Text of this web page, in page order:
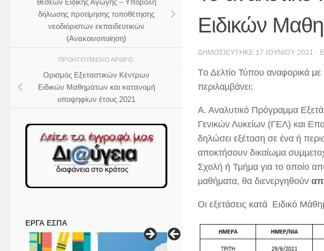
Ειδικών
ΔΗΜΟΣΙΕΎΤΗΚΕ 17 ΙΟΥΝΊΟΥ 2021 ·
Tο Δελτίο Τύπου αναφορικά
περιλαμβάνει:
Α. Αναλυτικό Πρόγραμμα
Γενικών Λυκείων (ΓΕΛ) και
δηλώσει εξέταση σε ένα ή
αποκτήσουν δικαίωμα
Σχολή ή Τμήμα για το οποίο
μαθήματα, θα διενεργηθούν
Οι εξετάσεις κατά Ειδικό
θέσεων Ειδικής Αγωγής – Υποβολή
δήλωσης προτίμησης τοποθέτησης
νεοδιόριστων εκπαιδευτικών
(Ανακοινοποίηση)
ΠΡΟΗΓΟΎΜΕΝΟ ΆΡΘΡΟ
Ορισμός Εξεταστικών Κέντρων
Ειδικών Μαθημάτων και κατανομή
υποψηφίων έτους 2021
ΕΡΓΑ ΕΣΠΑ